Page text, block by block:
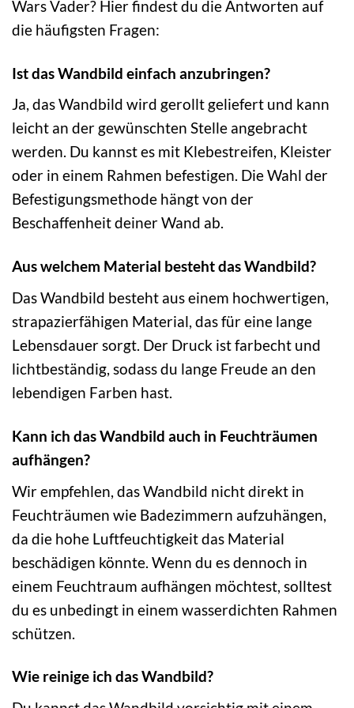
Wars Vader? Hier findest du die Antworten auf
die häufigsten Fragen:
Ist das Wandbild einfach anzubringen?
Ja, das Wandbild wird gerollt geliefert und kann
leicht an der gewünschten Stelle angebracht
werden. Du kannst es mit Klebestreifen, Kleister
oder in einem Rahmen befestigen. Die Wahl der
Befestigungsmethode hängt von der
Beschaffenheit deiner Wand ab.
Aus welchem Material besteht das Wandbild?
Das Wandbild besteht aus einem hochwertigen,
strapazierfähigen Material, das für eine lange
Lebensdauer sorgt. Der Druck ist farbecht und
lichtbeständig, sodass du lange Freude an den
lebendigen Farben hast.
Kann ich das Wandbild auch in Feuchträumen
aufhängen?
Wir empfehlen, das Wandbild nicht direkt in
Feuchträumen wie Badezimmern aufzuhängen,
da die hohe Luftfeuchtigkeit das Material
beschädigen könnte. Wenn du es dennoch in
einem Feuchtraum aufhängen möchtest, solltest
du es unbedingt in einem wasserdichten Rahmen
schützen.
Wie reinige ich das Wandbild?